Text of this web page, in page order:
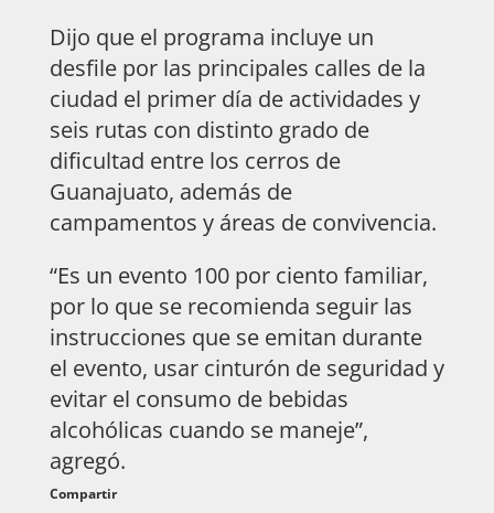
Dijo que el programa incluye un
desfile por las principales calles de la
ciudad el primer día de actividades y
seis rutas con distinto grado de
dificultad entre los cerros de
Guanajuato, además de
campamentos y áreas de convivencia.
“Es un evento 100 por ciento familiar,
por lo que se recomienda seguir las
instrucciones que se emitan durante
el evento, usar cinturón de seguridad y
evitar el consumo de bebidas
alcohólicas cuando se maneje”,
agregó.
Compartir